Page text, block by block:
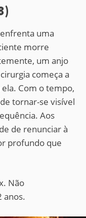
uma
morre
um anjo
começa a
Com o tempo,
tornar-se visível
Aos
de renunciar à
profundo que
Não
anos.